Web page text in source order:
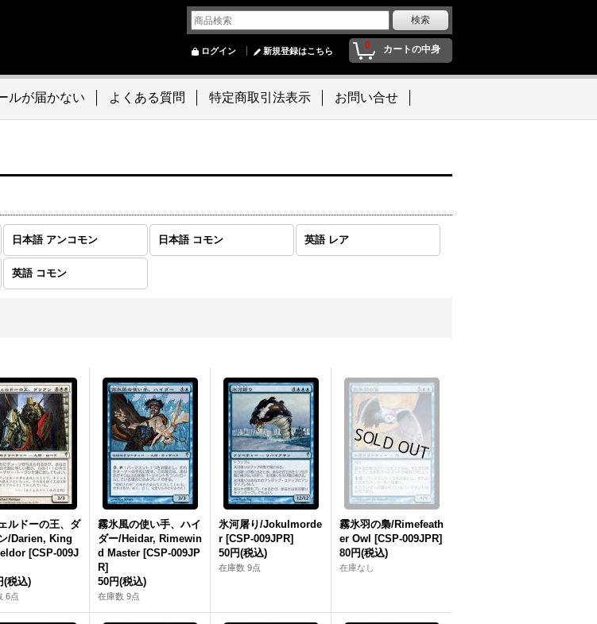
0 カートの中身
ログイン 新規登録はこちら
ルが届かない よくある質問 特定商取引法表示 お問い合せ
日本語 アンコモン 日本語 コモン 英語 レア
英語 コモン
ルドーの王、ダ
/Darien, King
[CSP-009J
(税込)
6点
霧氷風の使い手、ハイ
ダー/Heidar, Rimewin
d Master [CSP-009JP
R]
50円(税込)
在庫数 9点
氷河屠り/Jokulmorde
r [CSP-009JPR]
50円(税込)
在庫数 9点
霧氷羽の梟/Rimefeath
er Owl [CSP-009JPR]
80円(税込)
在庫なし